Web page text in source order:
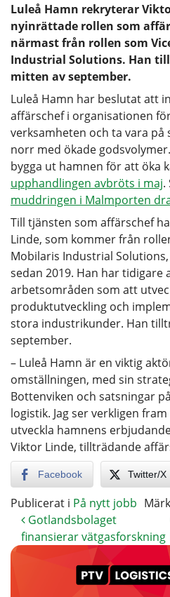
Luleå Hamn rekryterar
nyinrättade rollen som
närmast från rollen som
Industrial Solutions. Han
mitten av september.
Luleå Hamn har beslutat att
affärschef i organisationen
verksamheten och ta vara på
norr med ökade
bygga ut hamnen för att öka
upphandlingen avbröts i maj.
muddringen i Malmporten
Till tjänsten som affärschef
Linde, som kommer från
Mobilaris Industrial
sedan 2019. Han har tidigare
arbetsområden som att
produktutveckling och
stora industrikunder. Han
september.
– Luleå Hamn är en viktig
omställningen, med sin
Bottenviken och satsningar
logistik. Jag ser verkligen
utveckla hamnens
Viktor Linde, tillträdande
Facebook Twitter/X
Publicerat i På nytt jobb
Gotlandsbolaget
finansierar vätgasforskning